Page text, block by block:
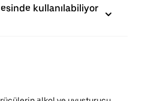
kullanılabiliyor